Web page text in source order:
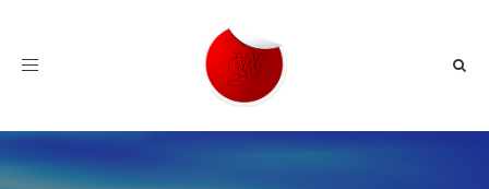
Toggle